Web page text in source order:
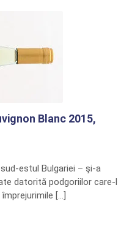
Blanc 2015,
estul Bulgariei – şi-a
datorită podgoriilor care-l
[…]